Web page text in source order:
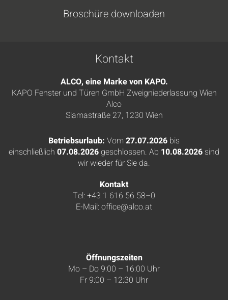
Broschüre downloaden
Kontakt
ALCO, eine Marke von KAPO.
KAPO Fenster und Türen GmbH Zweigniederlassung Wien
Alco
Slamastraße 27, 1230 Wien
Betriebsurlaub: Vom 27.07.2026 bis
einschließlich 07.08.2026 geschlossen. Ab 10.08.2026 sind
wir wieder für Sie da.
Kontakt
Tel: +43 1 616 56 58–0
E-Mail: office@alco.at
Öffnungszeiten
Mo – Do 9:00 – 16:00 Uhr
Fr 9:00 – 12:30 Uhr